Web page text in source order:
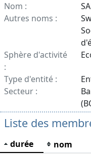
Nom :
Autres noms :
Sphère d'activité
:
Type d'entité :
Secteur :
Liste des
durée nom